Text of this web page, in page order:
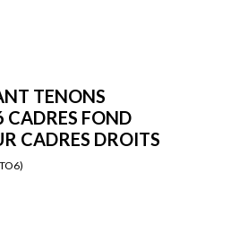
TENONS
FOND
CADRES DROITS